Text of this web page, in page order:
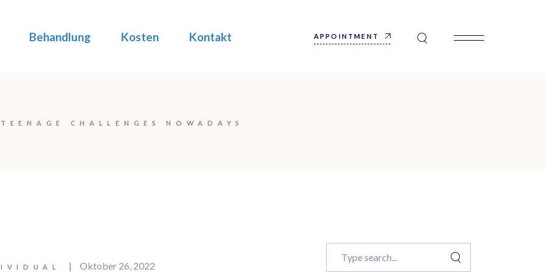
Behandlung Kosten Kontakt APPOINTMENT
TEENAGE CHALLENGES NOWADAYS
Oktober 26, 2022